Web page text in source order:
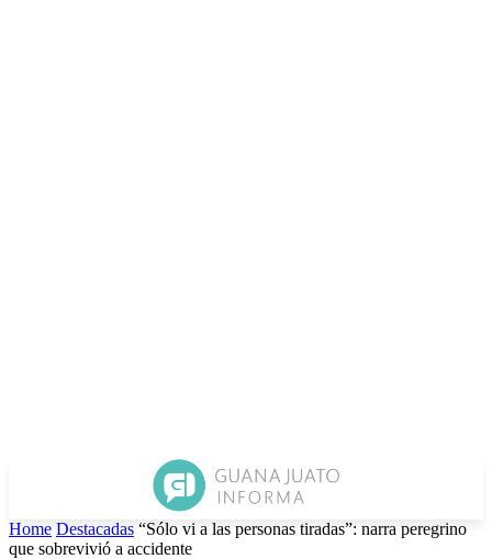
Home Destacadas “Sólo vi a las personas tiradas”: narra peregrino
que sobrevivió a accidente